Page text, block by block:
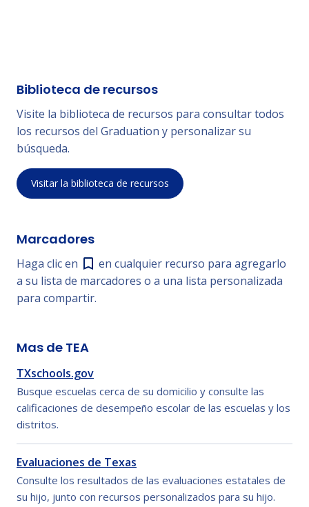
Biblioteca de recursos
Visite la biblioteca de recursos para consultar todos
los recursos del Graduation y personalizar su
búsqueda.
Visitar la biblioteca de recursos
Marcadores
Haga clic en
en cualquier recurso para agregarlo
a su lista de marcadores o a una lista personalizada
para compartir.
Mas de TEA
TXschools.gov
Busque escuelas cerca de su domicilio y consulte las
calificaciones de desempeño escolar de las escuelas y los
distritos.
Evaluaciones de Texas
Consulte los resultados de las evaluaciones estatales de
su hijo, junto con recursos personalizados para su hijo.